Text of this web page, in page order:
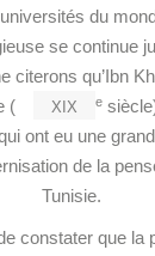
du
se continue
citerons qu’Ibn
( xix e
ont eu une
de la
Tunisie.
constater que la